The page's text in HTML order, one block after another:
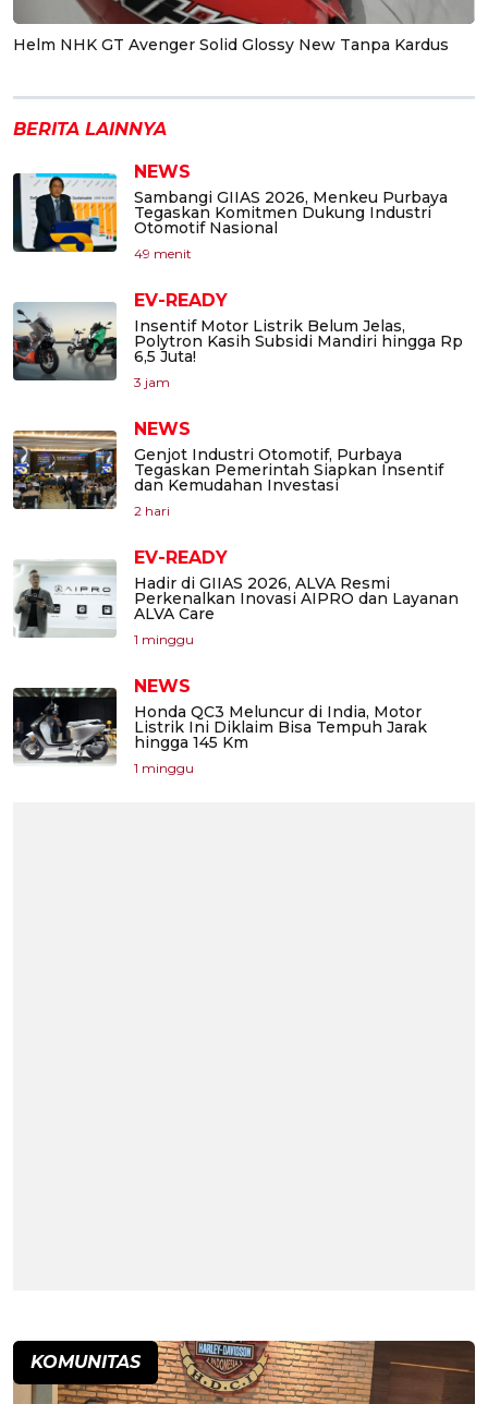
Helm NHK GT Avenger Solid Glossy New Tanpa Kardus
BERITA LAINNYA
NEWS
Sambangi GIIAS 2026, Menkeu Purbaya
Tegaskan Komitmen Dukung Industri
Otomotif Nasional
49 menit
EV-READY
Insentif Motor Listrik Belum Jelas,
Polytron Kasih Subsidi Mandiri hingga Rp
6,5 Juta!
3 jam
NEWS
Genjot Industri Otomotif, Purbaya
Tegaskan Pemerintah Siapkan Insentif
dan Kemudahan Investasi
2 hari
EV-READY
Hadir di GIIAS 2026, ALVA Resmi
Perkenalkan Inovasi AIPRO dan Layanan
ALVA Care
1 minggu
NEWS
Honda QC3 Meluncur di India, Motor
Listrik Ini Diklaim Bisa Tempuh Jarak
hingga 145 Km
1 minggu
KOMUNITAS